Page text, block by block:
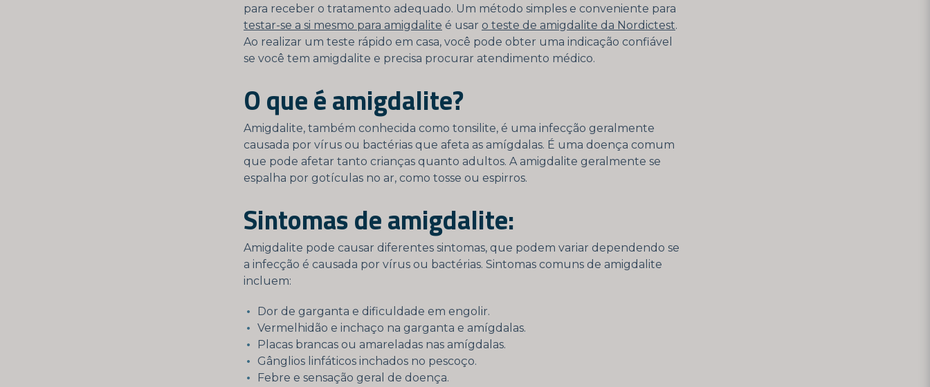
para receber o tratamento adequado. Um método simples e conveniente para
testar-se a si mesmo para amigdalite é usar o teste de amigdalite da Nordictest.
Ao realizar um teste rápido em casa, você pode obter uma indicação confiável
se você tem amigdalite e precisa procurar atendimento médico.
O que é amigdalite?
Amigdalite, também conhecida como tonsilite, é uma infecção geralmente
causada por vírus ou bactérias que afeta as amígdalas. É uma doença comum
que pode afetar tanto crianças quanto adultos. A amigdalite geralmente se
espalha por gotículas no ar, como tosse ou espirros.
Sintomas de amigdalite:
Amigdalite pode causar diferentes sintomas, que podem variar dependendo se
a infecção é causada por vírus ou bactérias. Sintomas comuns de amigdalite
incluem:
Dor de garganta e dificuldade em engolir.
Vermelhidão e inchaço na garganta e amígdalas.
Placas brancas ou amareladas nas amígdalas.
Gânglios linfáticos inchados no pescoço.
Febre e sensação geral de doença.